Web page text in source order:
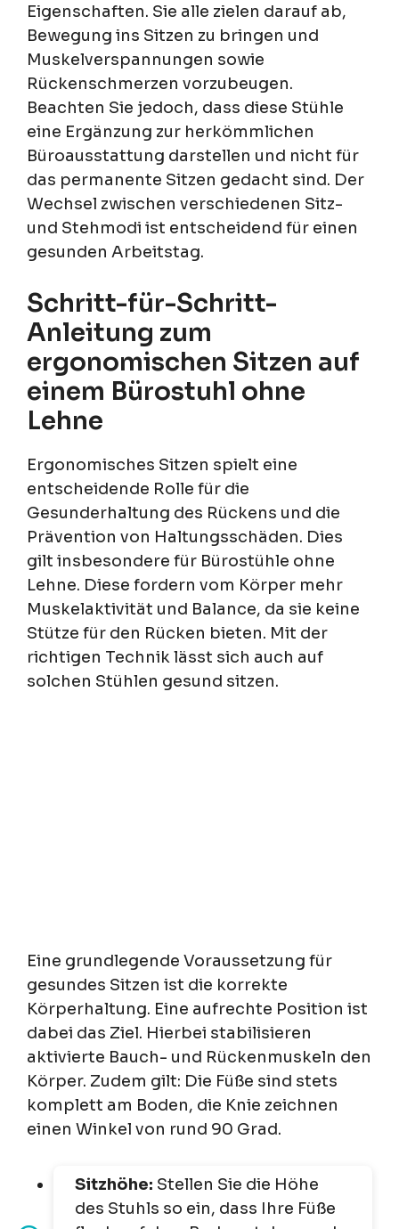
Eigenschaften. Sie alle zielen darauf ab,
Bewegung ins Sitzen zu bringen und
Muskelverspannungen sowie
Rückenschmerzen vorzubeugen.
Beachten Sie jedoch, dass diese Stühle
eine Ergänzung zur herkömmlichen
Büroausstattung darstellen und nicht für
das permanente Sitzen gedacht sind. Der
Wechsel zwischen verschiedenen Sitz-
und Stehmodi ist entscheidend für einen
gesunden Arbeitstag.
Schritt-für-Schritt-
Anleitung zum
ergonomischen Sitzen auf
einem Bürostuhl ohne
Lehne
Ergonomisches Sitzen spielt eine
entscheidende Rolle für die
Gesunderhaltung des Rückens und die
Prävention von Haltungsschäden. Dies
gilt insbesondere für Bürostühle ohne
Lehne. Diese fordern vom Körper mehr
Muskelaktivität und Balance, da sie keine
Stütze für den Rücken bieten. Mit der
richtigen Technik lässt sich auch auf
solchen Stühlen gesund sitzen.
Eine grundlegende Voraussetzung für
gesundes Sitzen ist die korrekte
Körperhaltung. Eine aufrechte Position ist
dabei das Ziel. Hierbei stabilisieren
aktivierte Bauch- und Rückenmuskeln den
Körper. Zudem gilt: Die Füße sind stets
komplett am Boden, die Knie zeichnen
einen Winkel von rund 90 Grad.
Sitzhöhe: Stellen Sie die Höhe
des Stuhls so ein, dass Ihre Füße